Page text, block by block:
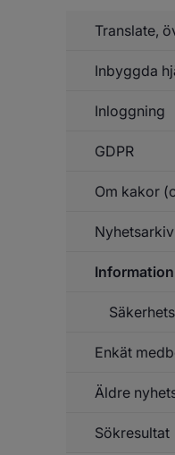
Translate,
Inbyggda
Inloggning
GDPR
Om kakor
Nyhetsarkiv
Enkät
Äldre
Sökresultat